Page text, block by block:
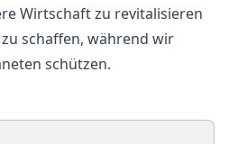
Wirtschaft zu revitalisieren
schaffen, während wir
schützen.